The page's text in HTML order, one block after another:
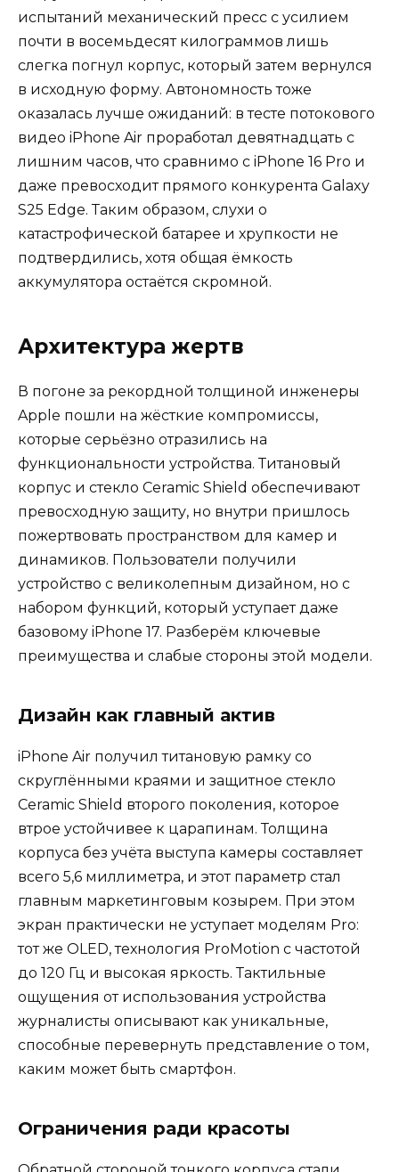
испытаний механический пресс с усилием
почти в восемьдесят килограммов лишь
слегка погнул корпус, который затем вернулся
в исходную форму. Автономность тоже
оказалась лучше ожиданий: в тесте потокового
видео iPhone Air проработал девятнадцать с
лишним часов, что сравнимо с iPhone 16 Pro и
даже превосходит прямого конкурента Galaxy
S25 Edge. Таким образом, слухи о
катастрофической батарее и хрупкости не
подтвердились, хотя общая ёмкость
аккумулятора остаётся скромной.
Архитектура жертв
В погоне за рекордной толщиной инженеры
Apple пошли на жёсткие компромиссы,
которые серьёзно отразились на
функциональности устройства. Титановый
корпус и стекло Ceramic Shield обеспечивают
превосходную защиту, но внутри пришлось
пожертвовать пространством для камер и
динамиков. Пользователи получили
устройство с великолепным дизайном, но с
набором функций, который уступает даже
базовому iPhone 17. Разберём ключевые
преимущества и слабые стороны этой модели.
Дизайн как главный актив
iPhone Air получил титановую рамку со
скруглёнными краями и защитное стекло
Ceramic Shield второго поколения, которое
втрое устойчивее к царапинам. Толщина
корпуса без учёта выступа камеры составляет
всего 5,6 миллиметра, и этот параметр стал
главным маркетинговым козырем. При этом
экран практически не уступает моделям Pro:
тот же OLED, технология ProMotion с частотой
до 120 Гц и высокая яркость. Тактильные
ощущения от использования устройства
журналисты описывают как уникальные,
способные перевернуть представление о том,
каким может быть смартфон.
Ограничения ради красоты